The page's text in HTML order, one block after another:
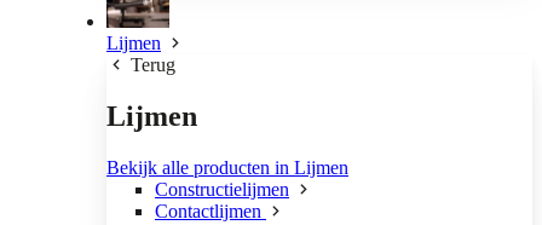
Lijmen
Terug
Lijmen
Bekijk alle producten in Lijmen
Constructielijmen
Contactlijmen